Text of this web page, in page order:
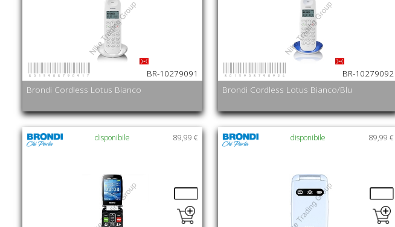
Brondi Cordless Lotus Bianco
BR-10279091
8015908790917
Brondi Cordless Lotus Bianco/Blu
BR-10279092
8015908790924
89,99 €
disponibile 89,99 €
disponibile